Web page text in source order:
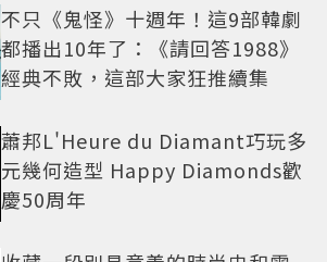
不只《鬼怪》十週年！這9部韓劇
都播出10年了：《請回答1988》
經典不敗，這部大家狂推續集
蕭邦L'Heure du Diamant巧玩多
元幾何造型 Happy Diamonds歡
慶50周年